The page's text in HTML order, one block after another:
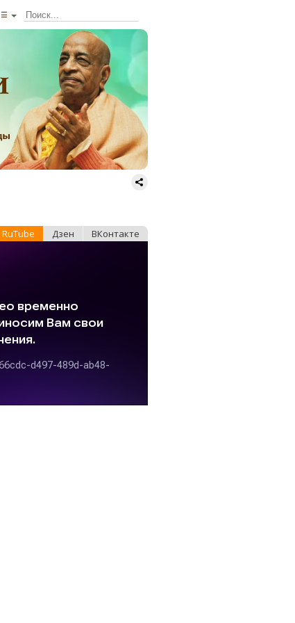
☰
RuTube Дзен ВКонтакте